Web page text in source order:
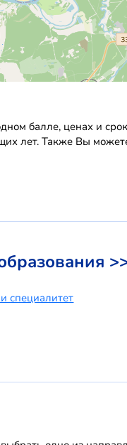
балле, ценах и
лет. Также Вы
специалитет